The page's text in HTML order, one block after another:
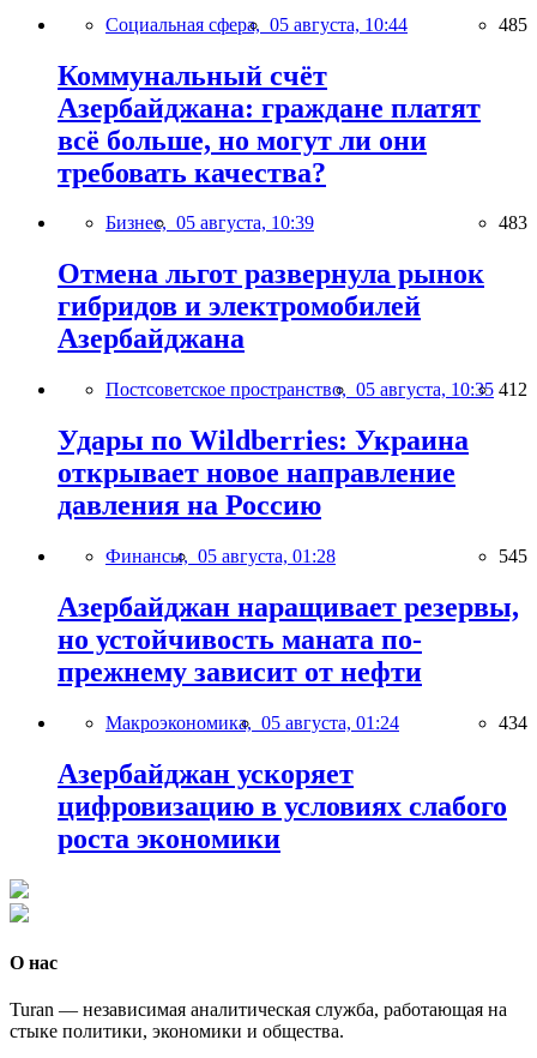
Социальная сфера, 05 августа, 10:44 485
Коммунальный счёт
Азербайджана: граждане платят
всё больше, но могут ли они
требовать качества?
Бизнес, 05 августа, 10:39 483
Отмена льгот развернула рынок
гибридов и электромобилей
Азербайджана
Постсоветское пространство, 05 августа, 10:35 412
Удары по Wildberries: Украина
открывает новое направление
давления на Россию
Финансы, 05 августа, 01:28 545
Азербайджан наращивает резервы,
но устойчивость маната по-
прежнему зависит от нефти
Макроэкономика, 05 августа, 01:24 434
Азербайджан ускоряет
цифровизацию в условиях слабого
роста экономики
О нас
Turan — независимая аналитическая служба, работающая на
стыке политики, экономики и общества.